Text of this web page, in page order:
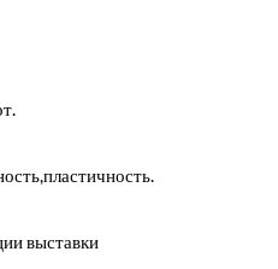
выставки